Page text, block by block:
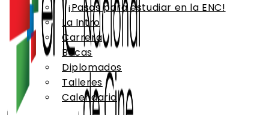
¡Pasos para estudiar en la ENC!
La Intro
Carrera
Becas
Diplomados
Talleres
Calendario